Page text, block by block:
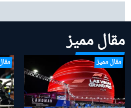
مرسيدس: "من المبكر جدًا" منح
مقال مميز
مقال مميز